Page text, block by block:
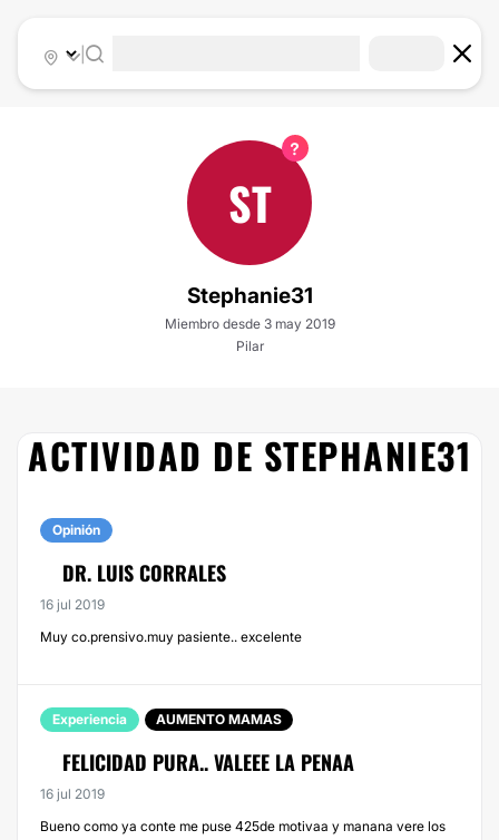
|
ST
Stephanie31
Miembro desde 3 may 2019
Pilar
ACTIVIDAD DE STEPHANIE31
Opinión
DR. LUIS CORRALES
16 jul 2019
Muy co.prensivo.muy pasiente.. excelente
Experiencia AUMENTO MAMAS
FELICIDAD PURA.. VALEEE LA PENAA
16 jul 2019
Bueno como ya conte me puse 425de motivaa y manana vere los